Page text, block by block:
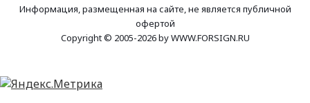
Информация, размещенная на сайте, не является публичной
офертой
Copyright © 2005-2026 by WWW.FORSIGN.RU